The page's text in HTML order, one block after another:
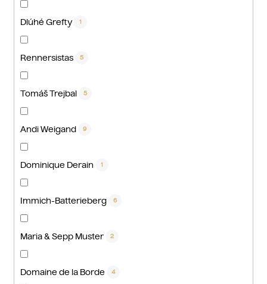
Dlúhé Grefty 1
Rennersistas 5
Tomáš Trejbal 5
Andi Weigand 9
Dominique Derain 1
Immich-Batterieberg 6
Maria & Sepp Muster 2
Domaine de la Borde 4